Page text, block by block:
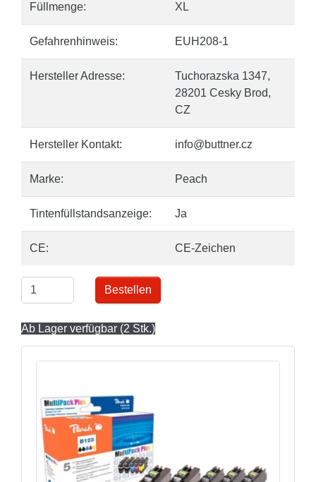
Füllmenge: XL
Gefahrenhinweis: EUH208-1
Hersteller Adresse:
Tuchorazska 1347,
28201 Cesky Brod,
CZ
Hersteller Kontakt: info@buttner.cz
Marke: Peach
Tintenfüllstandsanzeige: Ja
CE: CE-Zeichen
Bestellen
Ab Lager verfügbar (2 Stk.)